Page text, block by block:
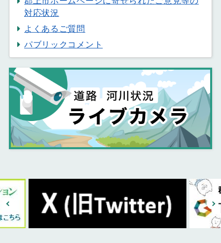
対応状況
よくあるご質問
パブリックコメント